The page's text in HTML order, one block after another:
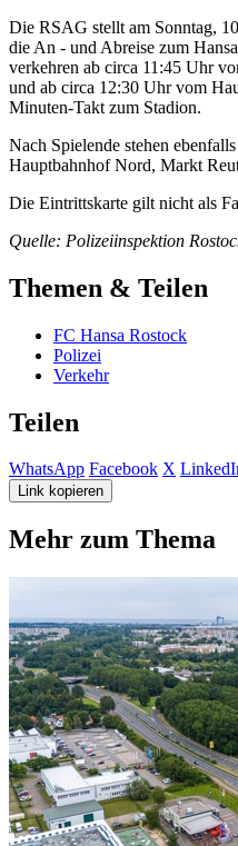
Die RSAG stellt am Sonntag,
die An - und Abreise zum
verkehren ab circa 11:45 Uhr
und ab circa 12:30 Uhr vom
Minuten-Takt zum Stadion.
Nach Spielende stehen
Hauptbahnhof Nord, Markt
Die Eintrittskarte gilt nicht als
Quelle: Polizeiinspektion
Themen & Teilen
FC Hansa Rostock
Polizei
Verkehr
Teilen
WhatsApp Facebook X
Link kopieren
Mehr zum Thema